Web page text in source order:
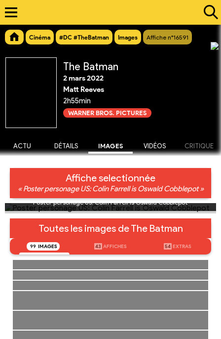
Cinéma #DC #TheBatman Images Affiche n°16591
The Batman
2 mars 2022
Matt Reeves
2h55min
WARNER BROS. PICTURES
ACTU DÉTAILS IMAGES VIDÉOS CRITIQUE
Affiche selectionnée
« Poster personage US: Colin Farrell is Oswald Cobblepot »
Poster personage US: Colin Farrell is Oswald Cobblepot
Toutes les images de The Batman
99 IMAGES 43 AFFICHES 54 EXTRAS